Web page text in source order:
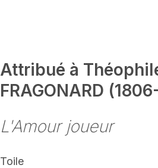
Attribué à
FRAGONARD
L'Amour joueur
Toile